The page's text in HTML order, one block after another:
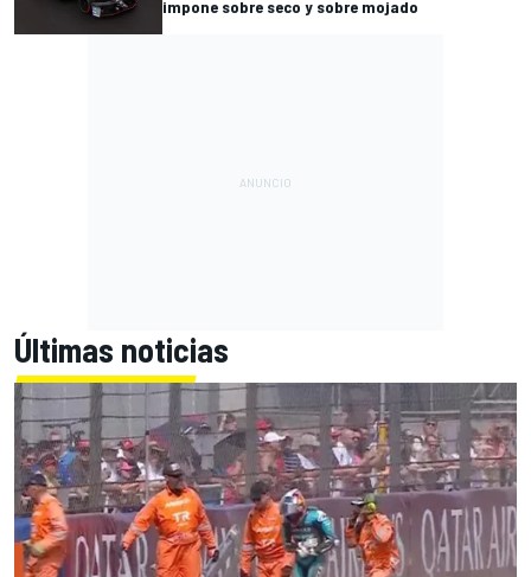
impone sobre seco y sobre mojado
Últimas noticias